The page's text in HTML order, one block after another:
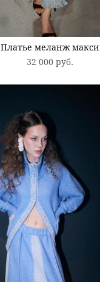
Платье меланж макси
32 000 pуб.